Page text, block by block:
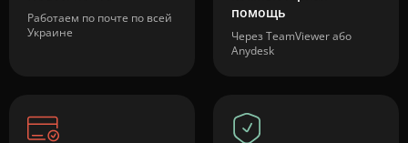
Работаем по почте по всей
Украине
помощь
Через TeamViewer або
Anydesk